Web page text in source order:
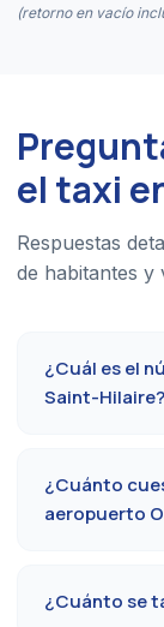
(retorno en vacío
el taxi
Respuestas
de habitantes y
¿Cuál es el
Saint-Hilaire?
09 80 80 04
44 65
.
recogida en la
¿Cuánto
aeropuerto
Orly cuesta
domingos o
¿Cuánto se